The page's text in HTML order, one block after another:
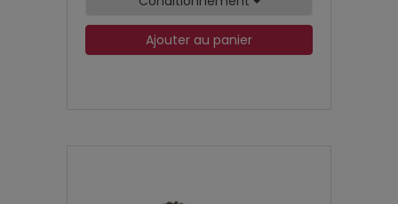
Ajouter au panier